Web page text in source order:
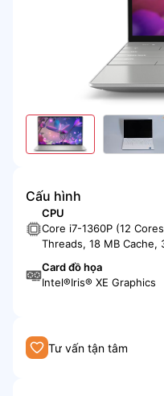
Cấu hình
CPU
Core i7-1360P (12
Threads, 18 MB Cache,
up to 5.00 GHz, Max
Card đồ họa
Intel®Iris® XE Graphics
Tư vấn tận tâm